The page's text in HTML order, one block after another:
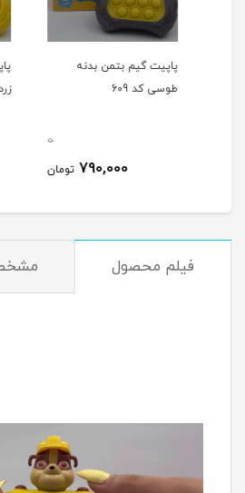
پاپیت گیم بتمن بدنه
طوسی کد 609
790,000 تومان
زرد
فیلم محصول